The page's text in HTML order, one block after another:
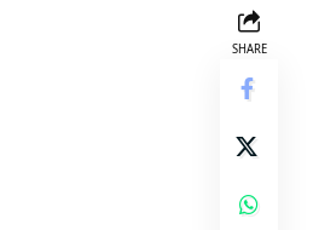
SHARE